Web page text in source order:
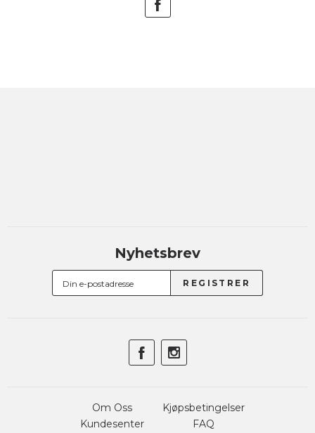
Nyhetsbrev
Om Oss
Kundesenter
Kjøpsbetingelser
FAQ